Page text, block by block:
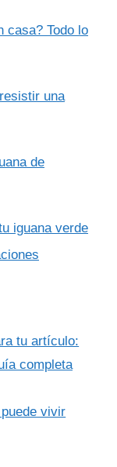
casa? Todo lo
una
de
iguana verde
tu artículo:
completa
vivir